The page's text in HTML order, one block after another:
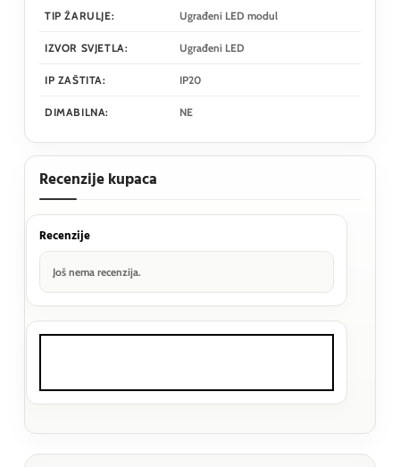
TIP ŽARULJE: Ugrađeni LED modul
IZVOR SVJETLA: Ugrađeni LED
IP ZAŠTITA: IP20
DIMABILNA: NE
Recenzije kupaca
Recenzije
Još nema recenzija.